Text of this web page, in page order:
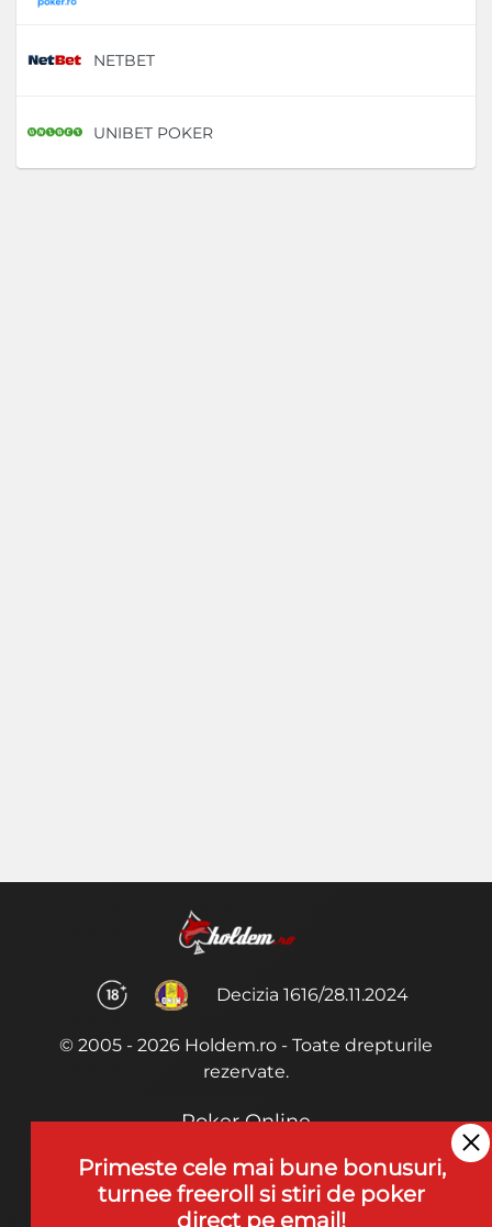
NETBET
UNIBET POKER
Decizia 1616/28.11.2024
© 2005 - 2026 Holdem.ro - Toate drepturile
rezervate.
Poker Online
Termeni si Conditii
Joaca Poker
Primeste cele mai bune bonusuri,
turnee freeroll si stiri de poker
direct pe email!